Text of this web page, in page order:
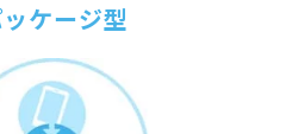
ケージ型